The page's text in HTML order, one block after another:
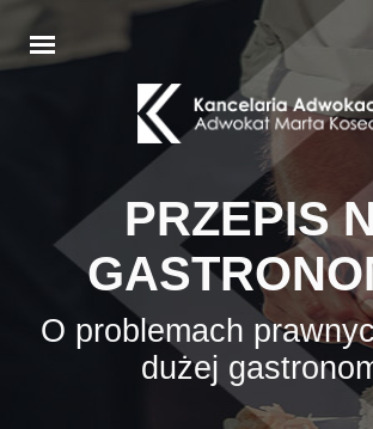
PRZEPIS
O problemach
dużej